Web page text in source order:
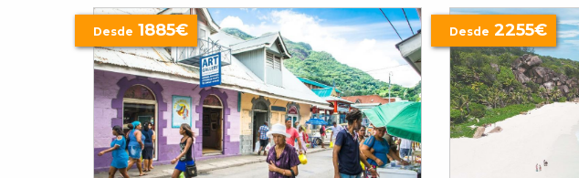
Desde 1885€ Desde 2255€